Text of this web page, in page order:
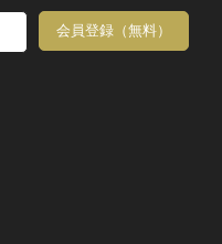
会員登録（無料）